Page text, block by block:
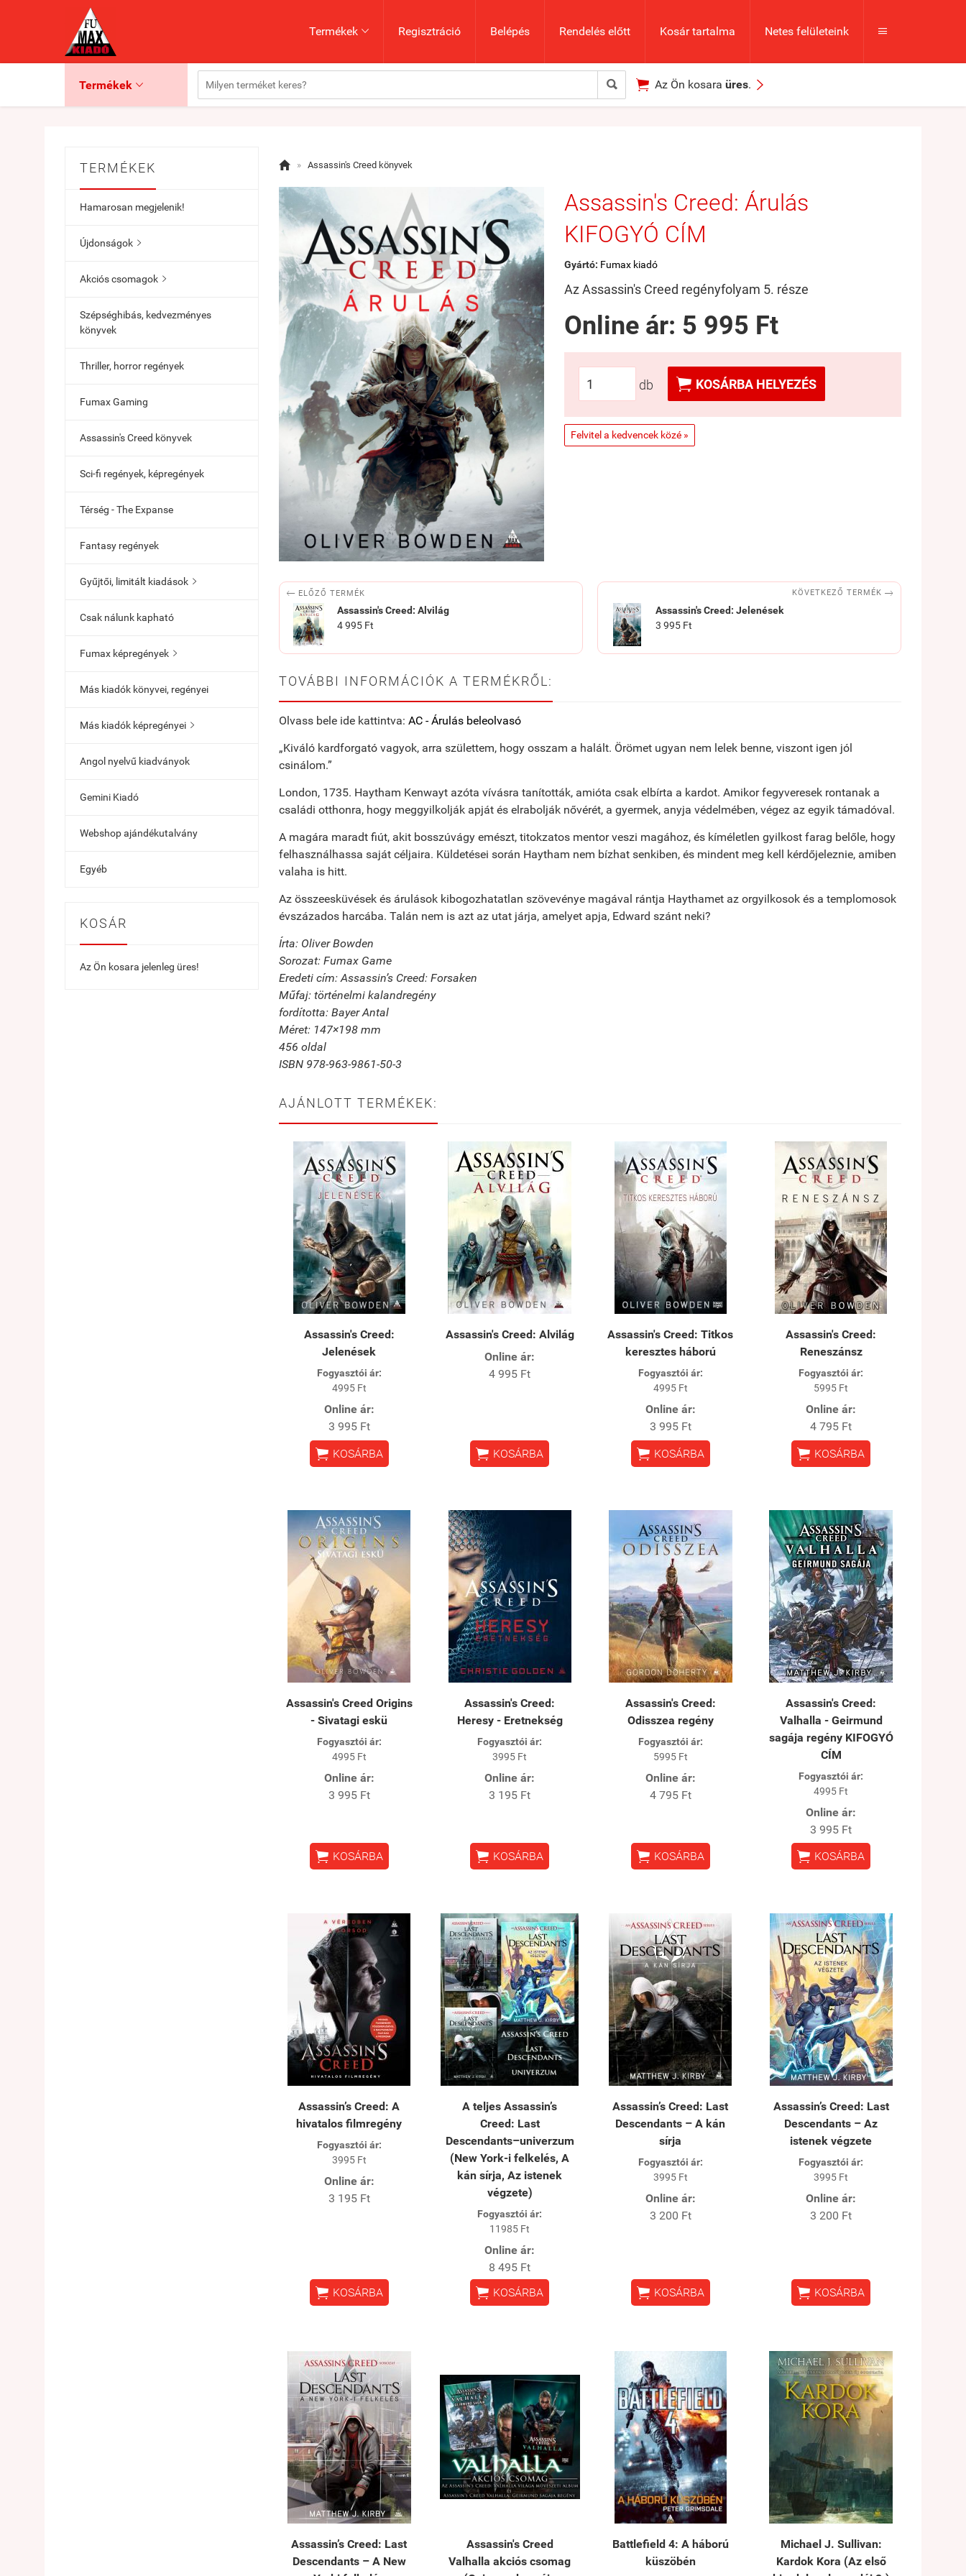
Termékek  Regisztráció Belépés Rendelés előtt Kosár tartalma Netes felületeink 
Termékek    Az Ön kosara üres. 
TERMÉKEK
Hamarosan megjelenik!
Újdonságok 
Akciós csomagok 
Szépséghibás, kedvezményes
könyvek
Thriller, horror regények
Fumax Gaming
Assassin's Creed könyvek
Sci-fi regények, képregények
Térség - The Expanse
Fantasy regények
Gyűjtői, limitált kiadások 
Csak nálunk kapható
Fumax képregények 
Más kiadók könyvei, regényei
Más kiadók képregényei 
Angol nyelvű kiadványok
Gemini Kiadó
Webshop ajándékutalvány
Egyéb
KOSÁR
Az Ön kosara jelenleg üres!
 » Assassin's Creed könyvek
Assassin's Creed: Árulás
KIFOGYÓ CÍM
Gyártó: Fumax kiadó
Az Assassin's Creed regényfolyam 5. része
Online ár: 5 995 Ft
db  KOSÁRBA HELYEZÉS
Felvitel a kedvencek közé »
 ELŐZŐ TERMÉK
Assassin's Creed: Alvilág
4 995 Ft
KÖVETKEZŐ TERMÉK 
Assassin's Creed: Jelenések
3 995 Ft
TOVÁBBI INFORMÁCIÓK A TERMÉKRŐL:
Olvass bele ide kattintva: AC - Árulás beleolvasó
„Kiváló kardforgató vagyok, arra születtem, hogy osszam a halált. Örömet ugyan nem lelek benne, viszont igen jól
csinálom.”
London, 1735. Haytham Kenwayt azóta vívásra tanították, amióta csak elbírta a kardot. Amikor fegyveresek rontanak a
családi otthonra, hogy meggyilkolják apját és elrabolják nővérét, a gyermek, anyja védelmében, végez az egyik támadóval.
A magára maradt fiút, akit bosszúvágy emészt, titokzatos mentor veszi magához, és kíméletlen gyilkost farag belőle, hogy
felhasználhassa saját céljaira. Küldetései során Haytham nem bízhat senkiben, és mindent meg kell kérdőjeleznie, amiben
valaha is hitt.
Az összeesküvések és árulások kibogozhatatlan szövevénye magával rántja Haythamet az orgyilkosok és a templomosok
évszázados harcába. Talán nem is azt az utat járja, amelyet apja, Edward szánt neki?
Írta: Oliver Bowden
Sorozat: Fumax Game
Eredeti cím: Assassin’s Creed: Forsaken
Műfaj: történelmi kalandregény
fordította: Bayer Antal
Méret: 147×198 mm
456 oldal
ISBN 978-963-9861-50-3
AJÁNLOTT TERMÉKEK:
Assassin's Creed:
Jelenések
Fogyasztói ár:
4995 Ft
Online ár:
3 995 Ft
 KOSÁRBA
Assassin's Creed: Alvilág
Online ár:
4 995 Ft
 KOSÁRBA
Assassin's Creed: Titkos
keresztes háború
Fogyasztói ár:
4995 Ft
Online ár:
3 995 Ft
 KOSÁRBA
Assassin's Creed:
Reneszánsz
Fogyasztói ár:
5995 Ft
Online ár:
4 795 Ft
 KOSÁRBA
Assassin's Creed Origins
- Sivatagi eskü
Fogyasztói ár:
4995 Ft
Online ár:
3 995 Ft
 KOSÁRBA
Assassin's Creed:
Heresy - Eretnekség
Fogyasztói ár:
3995 Ft
Online ár:
3 195 Ft
 KOSÁRBA
Assassin's Creed:
Odisszea regény
Fogyasztói ár:
5995 Ft
Online ár:
4 795 Ft
 KOSÁRBA
Assassin's Creed:
Valhalla - Geirmund
sagája regény KIFOGYÓ
CÍM
Fogyasztói ár:
4995 Ft
Online ár:
3 995 Ft
 KOSÁRBA
Assassin’s Creed: A
hivatalos filmregény
Fogyasztói ár:
3995 Ft
Online ár:
3 195 Ft
 KOSÁRBA
A teljes Assassin’s
Creed: Last
Descendants–univerzum
(New York-i felkelés, A
kán sírja, Az istenek
végzete)
Fogyasztói ár:
11985 Ft
Online ár:
8 495 Ft
 KOSÁRBA
Assassin’s Creed: Last
Descendants – A kán
sírja
Fogyasztói ár:
3995 Ft
Online ár:
3 200 Ft
 KOSÁRBA
Assassin’s Creed: Last
Descendants – Az
istenek végzete
Fogyasztói ár:
3995 Ft
Online ár:
3 200 Ft
 KOSÁRBA
Assassin’s Creed: Last
Descendants – A New
Assassin's Creed
Valhalla akciós csomag
Battlefield 4: A háború
küszöbén
Michael J. Sullivan:
Kardok Kora (Az első